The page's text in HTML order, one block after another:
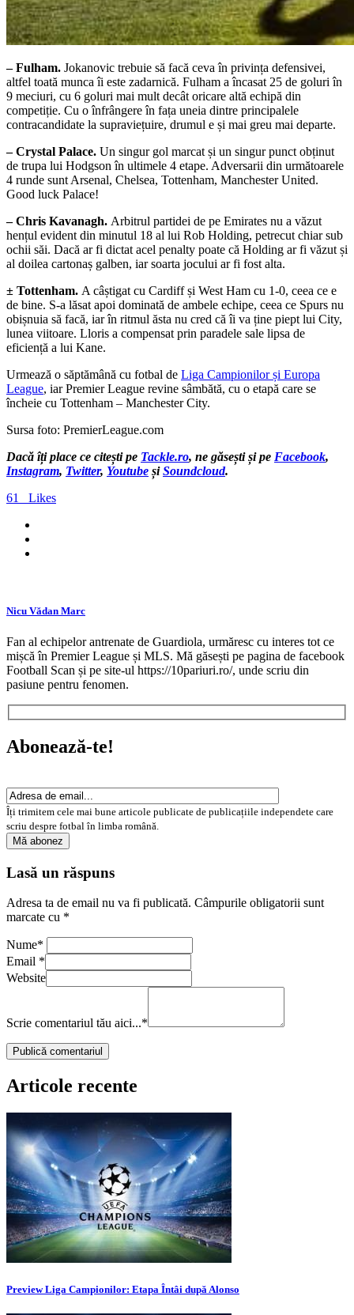
– Fulham. Jokanovic trebuie să facă ceva în privința defensivei,
altfel toată munca îi este zadarnică. Fulham a încasat 25 de goluri în
9 meciuri, cu 6 goluri mai mult decât oricare altă echipă din
competiție. Cu o înfrângere în fața uneia dintre principalele
contracandidate la supraviețuire, drumul e și mai greu mai departe.
– Crystal Palace. Un singur gol marcat și un singur punct obținut
de trupa lui Hodgson în ultimele 4 etape. Adversarii din următoarele
4 runde sunt Arsenal, Chelsea, Tottenham, Manchester United.
Good luck Palace!
– Chris Kavanagh. Arbitrul partidei de pe Emirates nu a văzut
hențul evident din minutul 18 al lui Rob Holding, petrecut chiar sub
ochii săi. Dacă ar fi dictat acel penalty poate că Holding ar fi văzut și
al doilea cartonaș galben, iar soarta jocului ar fi fost alta.
± Tottenham. A câștigat cu Cardiff și West Ham cu 1-0, ceea ce e
de bine. S-a lăsat apoi dominată de ambele echipe, ceea ce Spurs nu
obișnuia să facă, iar în ritmul ăsta nu cred că îi va ține piept lui City,
lunea viitoare. Lloris a compensat prin paradele sale lipsa de
eficiență a lui Kane.
Urmează o săptămână cu fotbal de Liga Campionilor și Europa
League, iar Premier League revine sâmbătă, cu o etapă care se
încheie cu Tottenham – Manchester City.
Sursa foto: PremierLeague.com
Dacă îți place ce citești pe Tackle.ro, ne găsești și pe Facebook,
Instagram, Twitter, Youtube șiSoundcloud.
61
Likes
Nicu Vădan Marc
Fan al echipelor antrenate de Guardiola, urmăresc cu interes tot ce
mișcă în Premier League și MLS. Mă găsești pe pagina de facebook
Football Scan și pe site-ul https://10pariuri.ro/, unde scriu din
pasiune pentru fenomen.
Abonează-te!
Îți trimitem cele mai bune articole publicate de publicațiile independete care
scriu despre fotbal în limba română.
Lasă un răspuns
Adresa ta de email nu va fi publicată. Câmpurile obligatorii sunt
marcate cu *
Nume*
Email *
Website
Scrie comentariul tău aici...*
Articole recente
Preview Liga Campionilor: Etapa Întâi după Alonso